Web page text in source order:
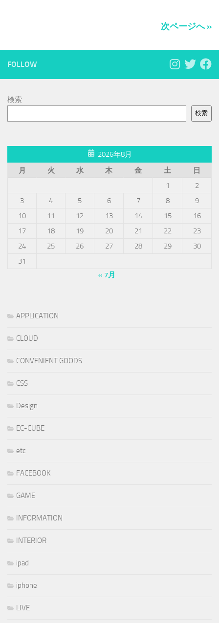
次ページへ »
FOLLOW
検索
検索
2026年8月
月
火 水 木 金 土
日
1
2
3
4 5 6 7 8
9
10
11 12 13 14 15
16
17
18 19 20 21 22
23
24
25 26 27 28 29
30
31
« 7月
APPLICATION
CLOUD
CONVENIENT GOODS
CSS
Design
EC-CUBE
etc
FACEBOOK
GAME
INFORMATION
INTERIOR
ipad
iphone
LIVE